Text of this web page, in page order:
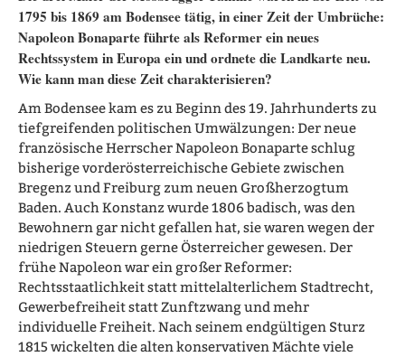
1795 bis 1869 am Bodensee tätig, in einer Zeit der Umbrüche:
Napoleon Bonaparte führte als Reformer ein neues
Rechtssystem in Europa ein und ordnete die Landkarte neu.
Wie kann man diese Zeit charakterisieren?
Am Bodensee kam es zu Beginn des 19. Jahrhunderts zu
tiefgreifenden politischen Umwälzungen: Der neue
französische Herrscher Napoleon Bonaparte schlug
bisherige vorderösterreichische Gebiete zwischen
Bregenz und Freiburg zum neuen Großherzogtum
Baden. Auch Konstanz wurde 1806 badisch, was den
Bewohnern gar nicht gefallen hat, sie waren wegen der
niedrigen Steuern gerne Österreicher gewesen. Der
frühe Napoleon war ein großer Reformer:
Rechtsstaatlichkeit statt mittelalterlichem Stadtrecht,
Gewerbefreiheit statt Zunftzwang und mehr
individuelle Freiheit. Nach seinem endgültigen Sturz
1815 wickelten die alten konservativen Mächte viele